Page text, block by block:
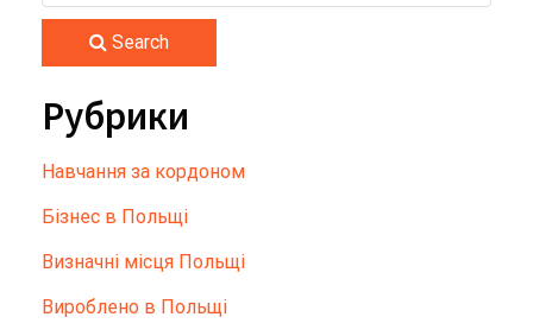
Search
Рубрики
Hавчання за кордоном
Бізнес в Польщі
Визначні місця Польщі
Вироблено в Польщі